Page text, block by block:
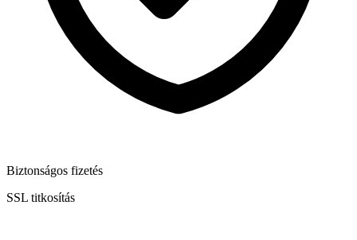
Biztonságos fizetés
SSL titkosítás